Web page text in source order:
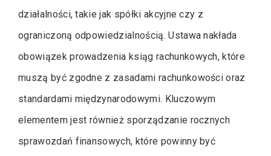
działalności, takie jak spółki akcyjne czy z
ograniczoną odpowiedzialnością. Ustawa nakłada
obowiązek prowadzenia ksiąg rachunkowych, które
muszą być zgodne z zasadami rachunkowości oraz
standardami międzynarodowymi. Kluczowym
elementem jest również sporządzanie rocznych
sprawozdań finansowych, które powinny być